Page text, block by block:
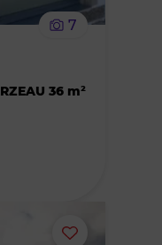
des
7
36 m²
Ajouter